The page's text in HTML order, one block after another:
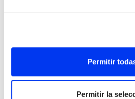
Permitir
Permitir la